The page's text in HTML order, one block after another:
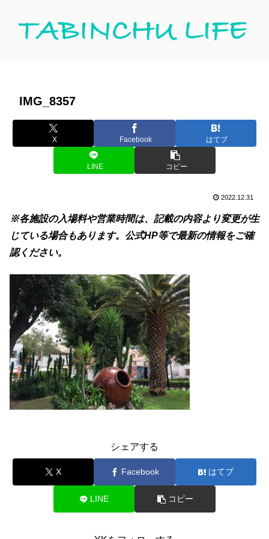
IMG_8357
X Facebook はてブ
LINE コピー
2022.12.31
※各施設の入場料や営業時間は、記載の内容より変更が生
じている場合もあります。公式HP等で最新の情報をご確
認ください。
シェアする
X Facebook はてブ
LINE コピー